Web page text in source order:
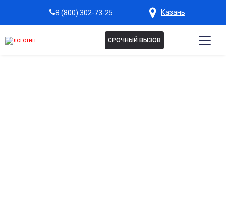
8 (800) 302-73-25 Казань
СРОЧНЫЙ ВЫЗОВ